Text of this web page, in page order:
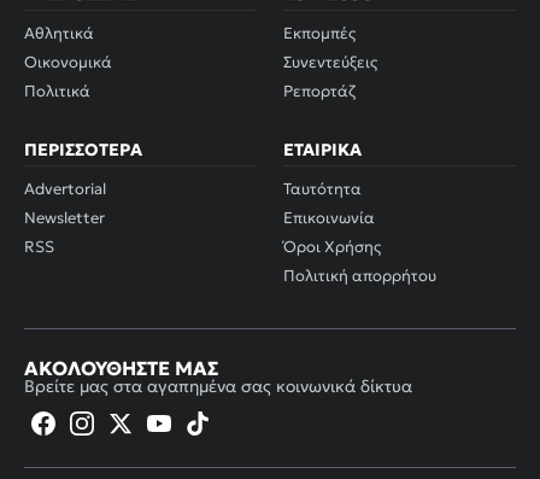
Αθλητικά
Οικονομικά
Πολιτικά
Εκπομπές
Συνεντεύξεις
Ρεπορτάζ
ΠΕΡΙΣΣΌΤΕΡΑ
Advertorial
Newsletter
RSS
ΕΤΑΙΡΙΚΆ
Ταυτότητα
Επικοινωνία
Όροι Χρήσης
Πολιτική απορρήτου
ΑΚΟΛΟΥΘΉΣΤΕ ΜΑΣ
Βρείτε μας στα αγαπημένα σας κοινωνικά δίκτυα